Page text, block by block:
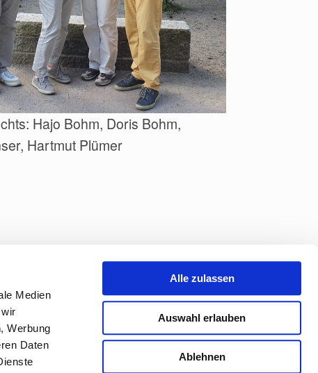
Medien
Werbung
Daten
Alle zulassen
Auswahl erlauben
Ablehnen
Hajo Bohm, Doris Bohm,
Hartmut Plümer